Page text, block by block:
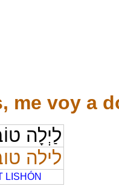
me voy a
לַיְלָה
לילה
LISHÓN